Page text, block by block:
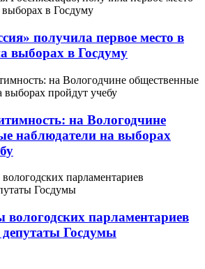
получила первое место в
выборах в Госдуму
на Вологодчине
наблюдатели на выборах
парламентариев
Госдумы